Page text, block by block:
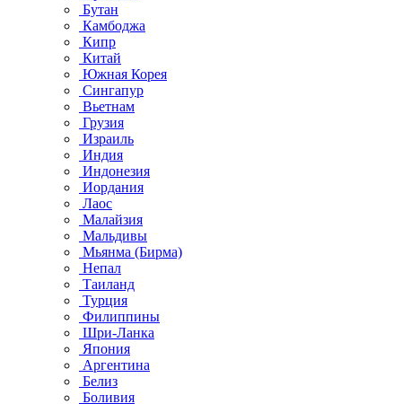
Бутан
Камбоджа
Кипр
Китай
Южная Корея
Сингапур
Вьетнам
Грузия
Израиль
Индия
Индонезия
Иордания
Лаос
Малайзия
Мальдивы
Мьянма (Бирма)
Непал
Таиланд
Турция
Филиппины
Шри-Ланка
Япония
Аргентина
Белиз
Боливия